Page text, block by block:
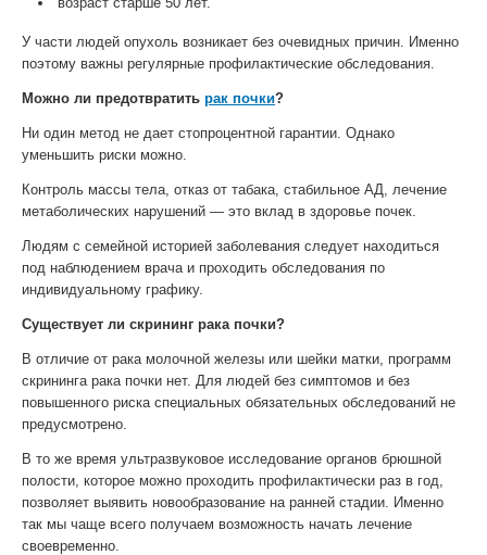
У части людей опухоль возникает без очевидных причин. Именно
поэтому важны регулярные профилактические обследования.
Можно ли предотвратить рак почки?
Ни один метод не дает стопроцентной гарантии. Однако
уменьшить риски можно.
Контроль массы тела, отказ от табака, стабильное АД, лечение
метаболических нарушений — это вклад в здоровье почек.
Людям с семейной историей заболевания следует находиться
под наблюдением врача и проходить обследования по
индивидуальному графику.
Существует ли скрининг рака почки?
В отличие от рака молочной железы или шейки матки, программ
скрининга рака почки нет. Для людей без симптомов и без
повышенного риска специальных обязательных обследований не
предусмотрено.
В то же время ультразвуковое исследование органов брюшной
полости, которое можно проходить профилактически раз в год,
позволяет выявить новообразование на ранней стадии. Именно
так мы чаще всего получаем возможность начать лечение
своевременно.